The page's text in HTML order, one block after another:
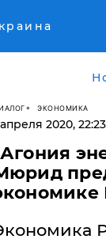
ЭКОНОМИКА
апреля 2020, 22:23